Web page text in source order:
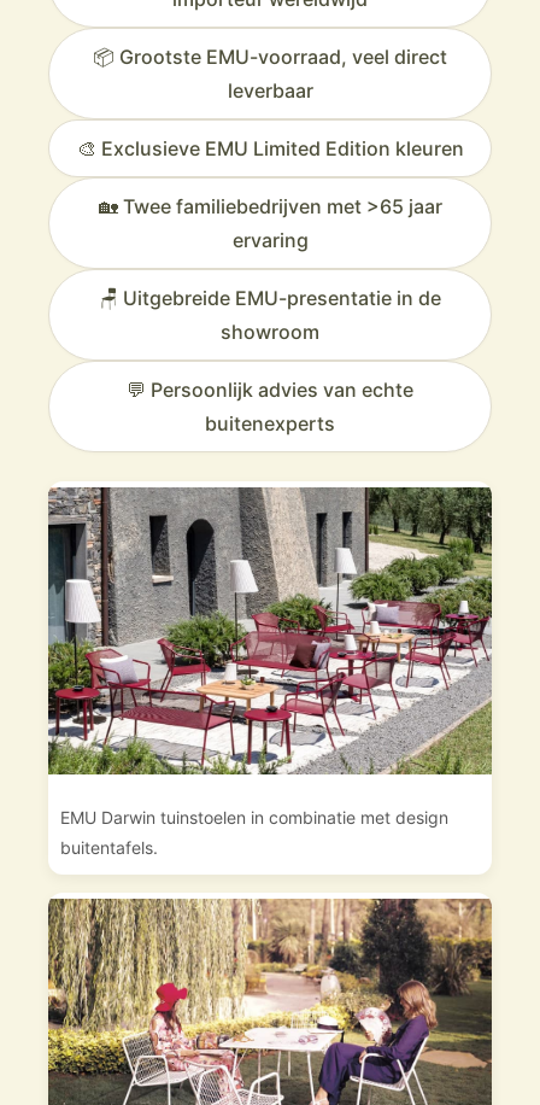
📦 Grootste EMU-voorraad, veel direct
leverbaar
🎨 Exclusieve EMU Limited Edition kleuren
🏡 Twee familiebedrijven met >65 jaar
ervaring
🪑 Uitgebreide EMU-presentatie in de
showroom
💬 Persoonlijk advies van echte
buitenexperts
EMU Darwin tuinstoelen in combinatie met design
buitentafels.